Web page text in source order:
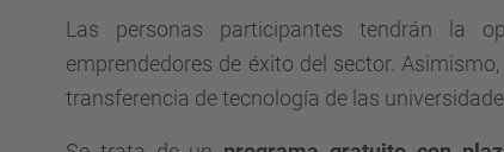
Las personas participantes tendrán la
emprendedores de éxito del sector.
transferencia de tecnología de las